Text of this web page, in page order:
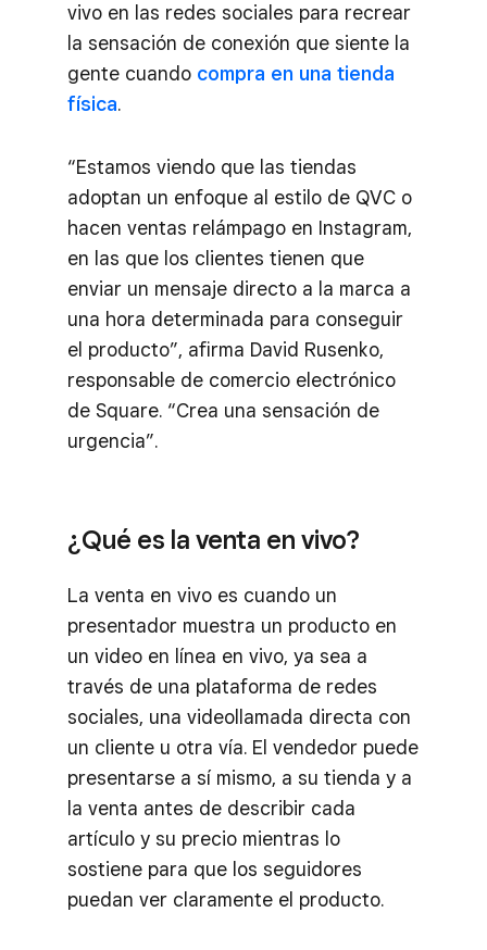
vivo en las redes sociales para recrear
la sensación de conexión que siente la
gente cuando compra en una tienda
física.
“Estamos viendo que las tiendas
adoptan un enfoque al estilo de QVC o
hacen ventas relámpago en Instagram,
en las que los clientes tienen que
enviar un mensaje directo a la marca a
una hora determinada para conseguir
el producto”, afirma David Rusenko,
responsable de comercio electrónico
de Square. “Crea una sensación de
urgencia”.
¿Qué es la venta en vivo?
La venta en vivo es cuando un
presentador muestra un producto en
un video en línea en vivo, ya sea a
través de una plataforma de redes
sociales, una videollamada directa con
un cliente u otra vía. El vendedor puede
presentarse a sí mismo, a su tienda y a
la venta antes de describir cada
artículo y su precio mientras lo
sostiene para que los seguidores
puedan ver claramente el producto.